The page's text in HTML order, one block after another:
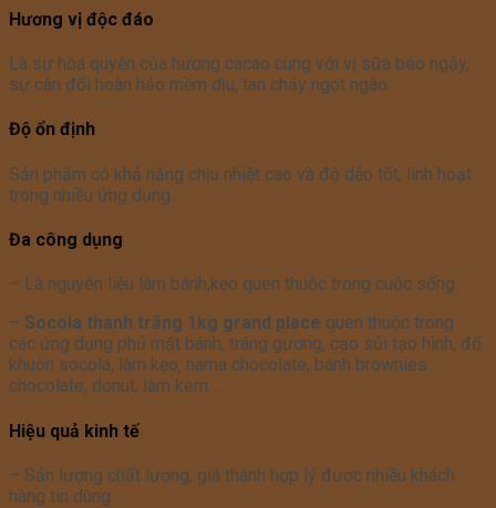
Hương vị độc đáo
Là sự hòa quyện của hương cacao cùng với vị sữa béo ngậy,
sự cân đối hoàn hảo mềm dịu, tan chảy ngọt ngào.
Độ ổn định
Sản phẩm có khả năng chịu nhiệt cao và độ dẻo tốt, linh hoạt
trong nhiều ứng dụng.
Đa công dụng
– Là nguyên liệu làm bánh,kẹo quen thuộc trong cuộc sống.
– Socola thanh trắng 1kg grand place quen thuộc trong
các ứng dụng phủ mặt bánh, tráng gương, cạo sủi tạo hình, đổ
khuôn socola, làm kẹo, nama chocolate, bánh brownies
chocolate, donut, làm kem….
Hiệu quả kinh tế
– Sản lượng chất lượng, giá thành hợp lý được nhiều khách
hàng tin dùng.